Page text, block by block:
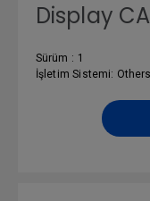
Display
Sürüm : 1
İşletim Sistemi: Others